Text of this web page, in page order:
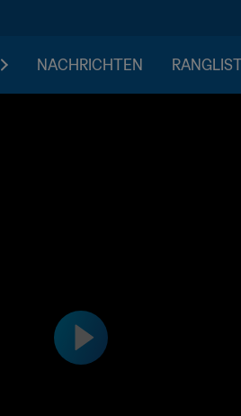
NACHRICHTEN